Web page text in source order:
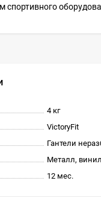
спортивного
4 кг
VictoryFit
Гантели
Металл, винил
12 мес.